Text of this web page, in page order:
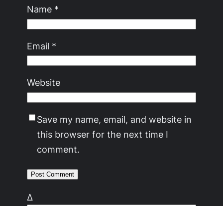
Name *
Email *
Website
Save my name, email, and website in
this browser for the next time I
comment.
Δ